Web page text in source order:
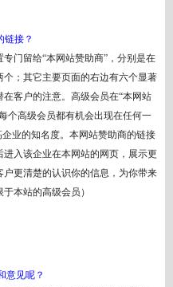
链接？
专门留给“本网站赞助商”，分别是在
；其它主要页面的右边有六个显著
客户的注意。高级会员在“本网站
个高级会员都有机会出现在任何一
业的知名度。本网站赞助商的链接
入该企业在本网站的网页，展示更
更清楚的认识你的信息，为你带来
本站的高级会员）
意见呢？